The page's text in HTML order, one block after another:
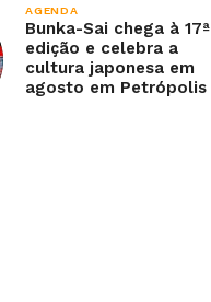
AGENDA
Bunka-Sai chega à 17ª
edição e celebra a
cultura japonesa em
agosto em Petrópolis